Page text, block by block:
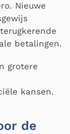
Nieuwe
betalingen.
grotere
kansen.
de